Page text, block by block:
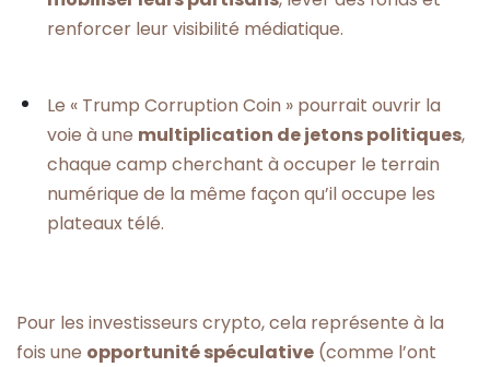
renforcer leur visibilité médiatique.
Le « Trump Corruption Coin » pourrait ouvrir la
voie à une multiplication de jetons politiques,
chaque camp cherchant à occuper le terrain
numérique de la même façon qu’il occupe les
plateaux télé.
Pour les investisseurs crypto, cela représente à la
fois une opportunité spéculative (comme l’ont